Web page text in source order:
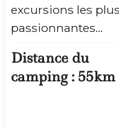
excursions les plus
passionnantes…
Distance du
camping : 55km